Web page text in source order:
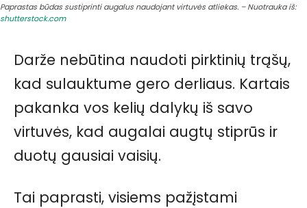
Paprastas būdas sustiprinti augalus naudojant virtuvės atliekas. – Nuotrauka iš:
shutterstock.com
Darže nebūtina naudoti pirktinių trąšų,
kad sulauktume gero derliaus. Kartais
pakanka vos kelių dalykų iš savo
virtuvės, kad augalai augtų stiprūs ir
duotų gausiai vaisių.
Tai paprasti, visiems pažįstami